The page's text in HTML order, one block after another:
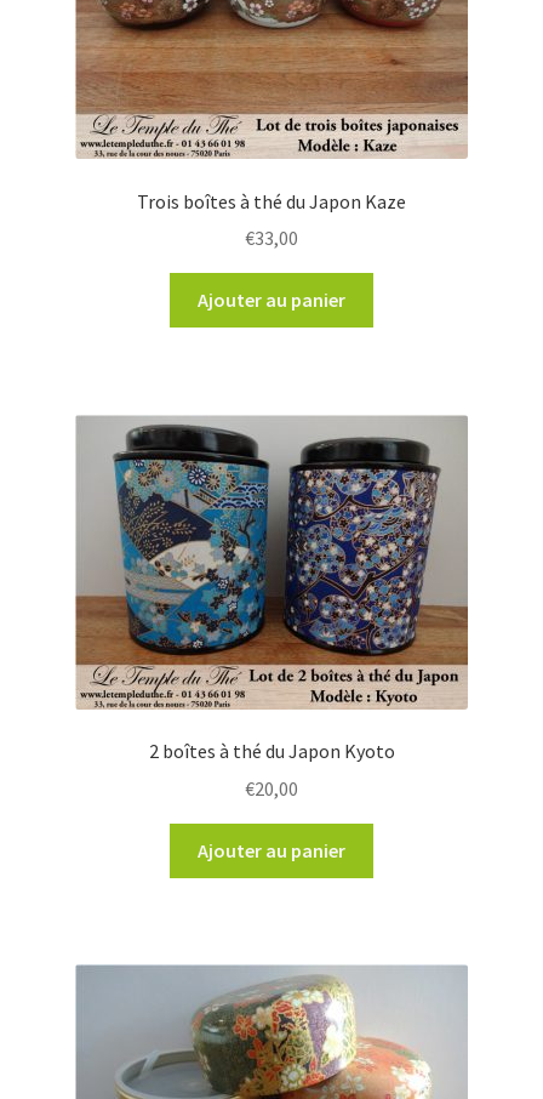
Trois boîtes à thé du Japon Kaze
€33,00
Ajouter au panier
2 boîtes à thé du Japon Kyoto
€20,00
Ajouter au panier